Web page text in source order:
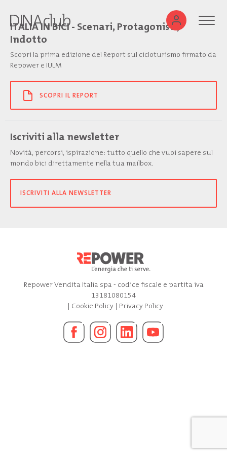
ITALIA IN BICI - Scenari, Protagonisti,
Indotto
Scopri la prima edizione del Report sul cicloturismo firmato da
Repower e IULM
SCOPRI IL REPORT
Iscriviti alla newsletter
Novità, percorsi, ispirazione: tutto quello che vuoi sapere sul
mondo bici direttamente nella tua mailbox.
ISCRIVITI ALLA NEWSLETTER
Repower Vendita Italia spa - codice fiscale e partita iva
13181080154
| Cookie Policy| Privacy Policy